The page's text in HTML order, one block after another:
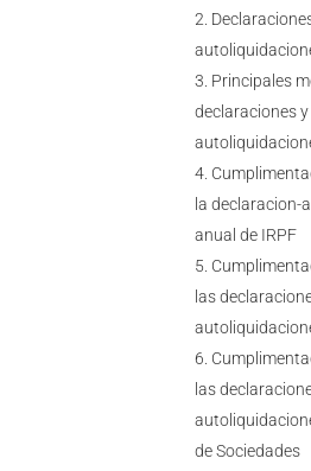
Principales
declaraciones y
la declaracion-
anual de IRPF
las
las
de Sociedades